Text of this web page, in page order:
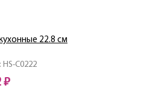
C0222
22.8 см
₽